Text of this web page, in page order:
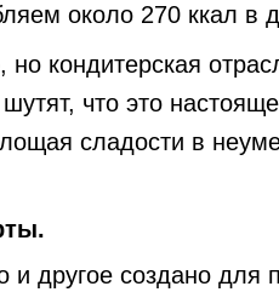
около 270 ккал в
но кондитерская
что это
сладости в
и другое создано